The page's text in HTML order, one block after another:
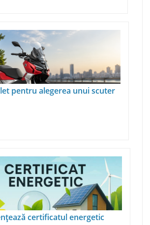
pentru alegerea unui scuter
certificatul energetic